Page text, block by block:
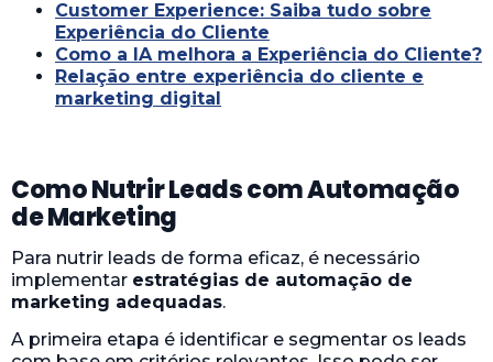
Customer Experience: Saiba tudo sobre
Experiência do Cliente
Como a IA melhora a Experiência do Cliente?
Relação entre experiência do cliente e
marketing digital
Como Nutrir Leads com Automação
de Marketing
Para nutrir leads de forma eficaz, é necessário
implementar estratégias de automação de
marketing adequadas.
A primeira etapa é identificar e segmentar os leads